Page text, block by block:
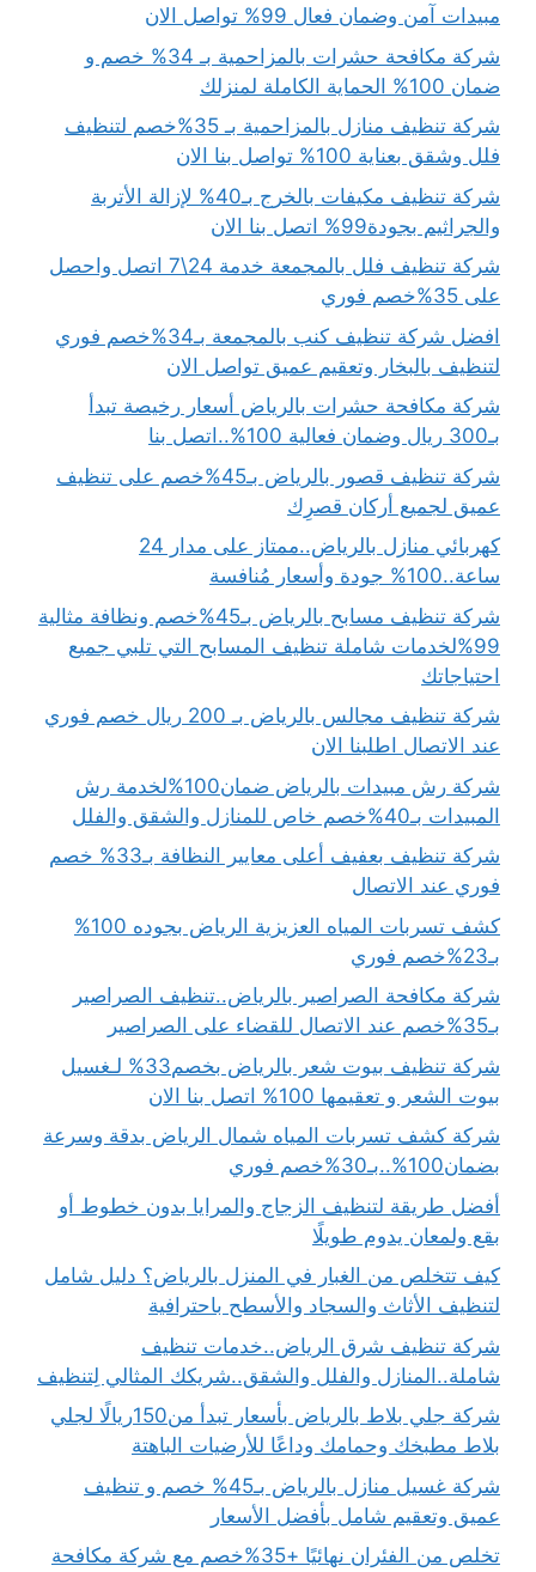
مبيدات آمن وضمان فعال 99% تواصل الان
شركة مكافحة حشرات بالمزاحمية بـ 34% خصم و
ضمان 100% الحماية الكاملة لمنزلك
شركة تنظيف منازل بالمزاحمية بـ 35%خصم لتنظيف
فلل وشقق بعناية 100% تواصل بنا الان
شركة تنظيف مكيفات بالخرج بـ40% لإزالة الأتربة
والجراثيم بجودة99% اتصل بنا الان
شركة تنظيف فلل بالمجمعة خدمة 24\7 اتصل واحصل
على 35%خصم فوري
افضل شركة تنظيف كنب بالمجمعة بـ34%خصم فوري
لتنظيف بالبخار وتعقيم عميق تواصل الان
شركة مكافحة حشرات بالرياض أسعار رخيصة تبدأ
بـ300 ريال وضمان فعالية 100%..اتصل بنا
شركة تنظيف قصور بالرياض بـ45%خصم على تنظيف
عميق لجميع أركان قصرِك
كهربائي منازل بالرياض..ممتاز على مدار 24
ساعة..100% جودة وأسعار مُنافسة
شركة تنظيف مسابح بالرياض بـ45%خصم ونظافة مثالية
99%لخدمات شاملة تنظيف المسابح التي تلبي جميع
احتياجاتك
شركة تنظيف مجالس بالرياض بـ 200 ريال خصم فوري
عند الاتصال اطلبنا الان
شركة رش مبيدات بالرياض ضمان100%لخدمة رش
المبيدات بـ40%خصم خاص للمنازل والشقق والفلل
شركة تنظيف بعفيف أعلى معايير النظافة بـ33% خصم
فوري عند الاتصال
كشف تسربات المياه العزيزية الرياض بجوده 100%
بـ23%خصم فوري
شركة مكافحة الصراصير بالرياض..تنظيف الصراصير
بـ35%خصم عند الاتصال للقضاء على الصراصير
شركة تنظيف بيوت شعر بالرياض بخصم33% لـغسيل
بيوت الشعر و تعقيمها 100% اتصل بنا الان
شركة كشف تسربات المياه شمال الرياض بدقة وسرعة
بضمان100%..بـ30%خصم فوري
أفضل طريقة لتنظيف الزجاج والمرايا بدون خطوط أو
بقع ولمعان يدوم طويلًا
كيف تتخلص من الغبار في المنزل بالرياض؟ دليل شامل
لتنظيف الأثاث والسجاد والأسطح باحترافية
شركة تنظيف شرق الرياض..خدمات تنظيف
شاملة..المنازل والفلل والشقق..شريكك المثالي لِتنظيف
شركة جلي بلاط بالرياض بأسعار تبدأ من150ريالًا لجلي
بلاط مطبخك وحمامك وداعًا للأرضيات الباهتة
شركة غسيل منازل بالرياض بـ45% خصم و تنظيف
عميق وتعقيم شامل بأفضل الأسعار
تخلص من الفئران نهائيًا +35%خصم مع شركة مكافحة